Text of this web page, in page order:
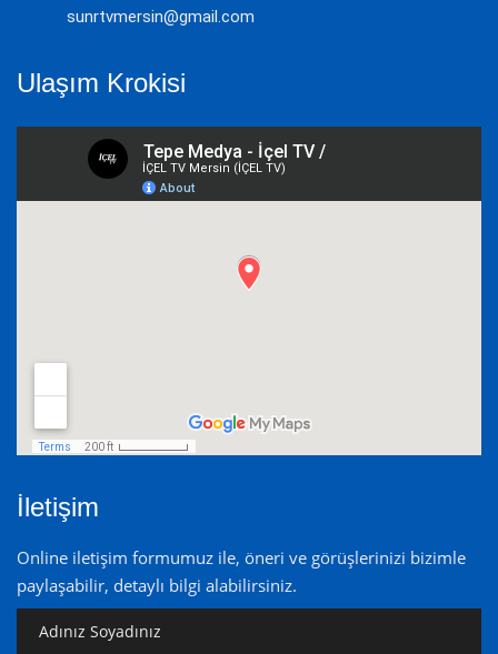
sunrtvmersin@gmail.com
Ulaşım Krokisi
İletişim
Online iletişim formumuz ile, öneri ve görüşlerinizi bizimle
paylaşabilir, detaylı bilgi alabilirsiniz.